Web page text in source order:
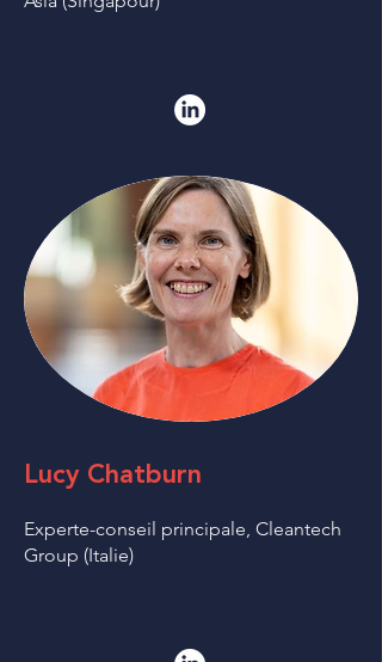
Lucy Chatburn
Experte-conseil principale, Cleantech
Group (Italie) ​​​